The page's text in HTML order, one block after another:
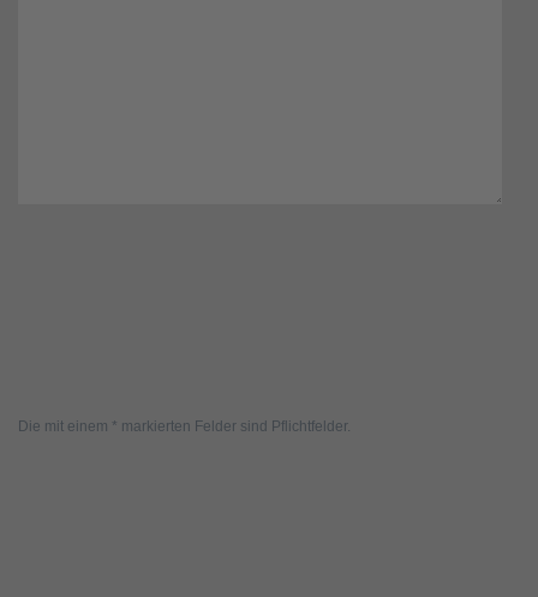
Die mit einem * markierten Felder sind Pflichtfelder.